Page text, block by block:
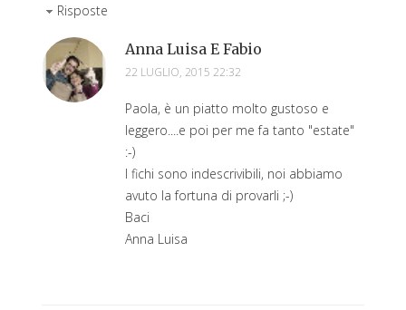
Risposte
Anna Luisa E Fabio
22 LUGLIO, 2015 22:32
Paola, è un piatto molto gustoso e
leggero....e poi per me fa tanto "estate"
:-)
I fichi sono indescrivibili, noi abbiamo
avuto la fortuna di provarli ;-)
Baci
Anna Luisa